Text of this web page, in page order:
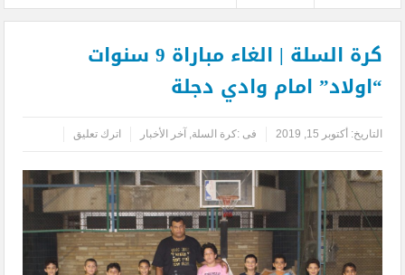
كرة السلة | الغاء مباراة 9 سنوات
“اولاد” امام وادي دجلة
التاريخ: أكتوبر 15, 2019 فى :كرة السلة, آخر الأخبار اترك تعليق